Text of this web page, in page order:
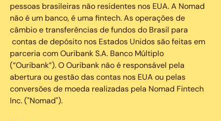
pessoas brasileiras não residentes nos EUA. A Nomad
não é um banco, é uma fintech. As operações de
câmbio e transferências de fundos do Brasil para
contas de depósito nos Estados Unidos são feitas em
parceria com Ouribank S.A. Banco Múltiplo
(“Ouribank”). O Ouribank não é responsável pela
abertura ou gestão das contas nos EUA ou pelas
conversões de moeda realizadas pela Nomad Fintech
Inc. ("Nomad").